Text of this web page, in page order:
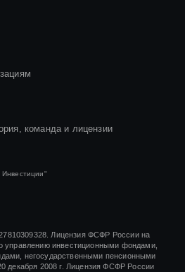
команда и лицензии
Лицензия ФСФР России на
управлению инвестиционными фондами,
негосударственными пенсионными
декабря 2008 г. Лицензия ФСФР России